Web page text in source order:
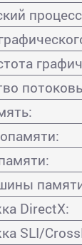
DirectX:
SLI/